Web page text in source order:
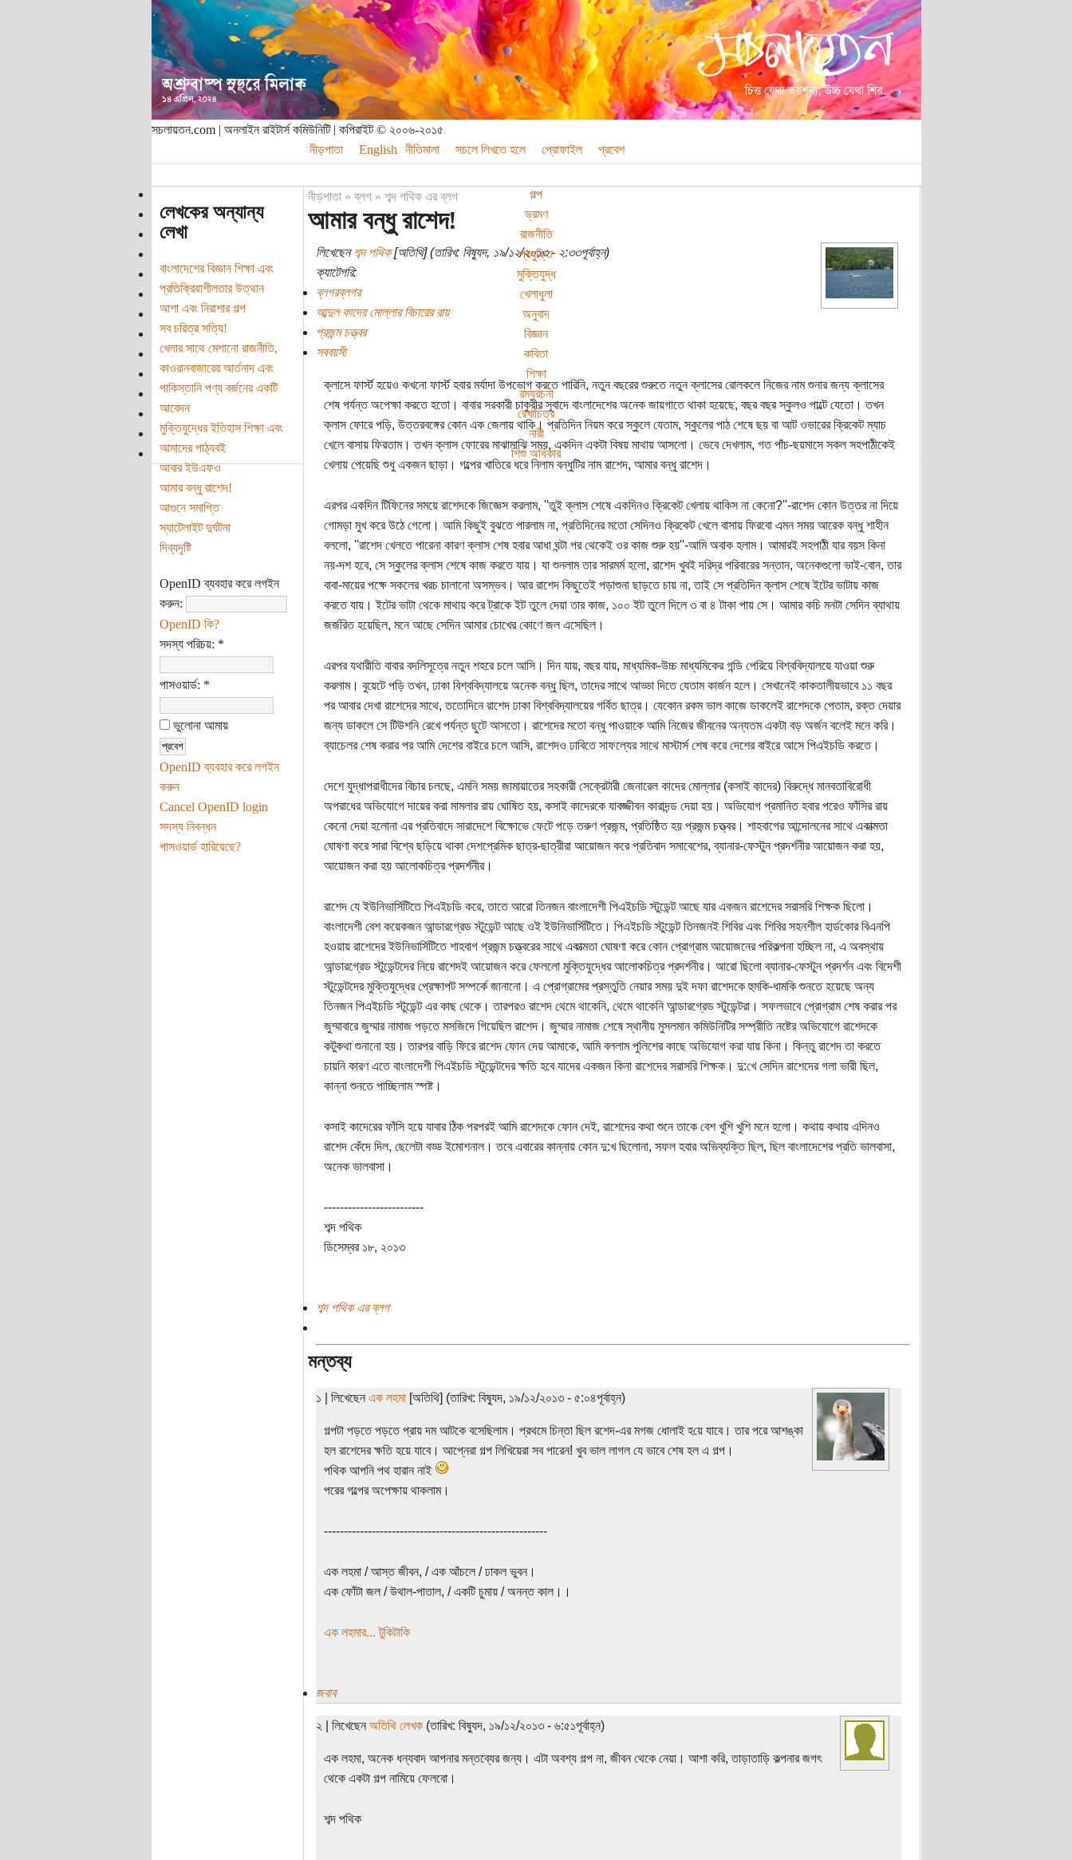
সচলায়তন.com | অনলাইন রাইটার্স কমিউনিটি | কপিরাইট © ২০০৬-২০১৫
নীড়পাতা
English নীতিমালা সচলে লিখতে হলে প্রোফাইল প্রবেশ
গল্প
ভ্রমণ
রাজনীতি
প্রযুক্তি
মুক্তিযুদ্ধ
খেলাধুলা
অনুবাদ
বিজ্ঞান
কবিতা
শিক্ষা
রম্যরচনা
রেখাচিত্র
নারী
শিশু অধিকার
লেখকের অন্যান্য
লেখা
বাংলাদেশের বিজ্ঞান শিক্ষা এবং
প্রতিক্রিয়াশীলতার উত্থান
আশা এবং নিরাশার গল্প
সব চরিত্র সত্যি!
খেলার সাথে মেশানো রাজনীতি,
কাওরানবাজারের আর্তনাদ এবং
পাকিস্তানি পণ্য বর্জনের একটি
আবেদন
মুক্তিযুদ্ধের ইতিহাস শিক্ষা এবং
আমাদের পাঠ্যবই
আবার ইউএফও
আমার বন্ধু রাশেদ!
আগুনে সমাপ্তি
স্যাটেলাইট দুর্ঘটনা
দিব্যদৃষ্টি
OpenID ব্যবহার করে লগইন
করুন:
OpenID কি?
সদস্য পরিচয়: *
পাসওয়ার্ড: *
ভুলোনা আমায়
OpenID ব্যবহার করে লগইন
করুন
Cancel OpenID login
সদস্য নিবন্ধন
পাসওয়ার্ড হারিয়েছে?
নীড়পাতা»ব্লগ» শব্দ পথিক এর ব্লগ
আমার বন্ধু রাশেদ!
লিখেছেনশব্দ পথিক[অতিথি] (তারিখ: বিষ্যুদ, ১৯/১২/২০১৩ - ২:৩৩পূর্বাহ্ন)
ক্যাটেগরি:
ব্লগরব্লগর
আব্দুল কাদের মোল্লার বিচারের রায়
প্রজন্ম চত্ত্বর
সববয়সী
ক্লাসে ফার্স্ট হয়েও কখনো ফার্স্ট হবার মর্যাদা উপভোগ করতে পারিনি, নতুন বছরের শুরুতে নতুন ক্লাসের রোলকলে নিজের নাম শুনার জন্য ক্লাসের
শেষ পর্যন্ত অপেক্ষা করতে হতো। বাবার সরকারী চাকুরীর সুবাদে বাংলাদেশের অনেক জায়গাতে থাকা হয়েছে, বছর বছর স্কুলও পাল্টে যেতো। তখন
ক্লাস ফোরে পড়ি, উত্তরবঙ্গের কোন এক জেলায় থাকি। প্রতিদিন নিয়ম করে স্কুলে যেতাম, স্কুলের পাঠ শেষে ছয় বা আট ওভারের ক্রিকেট ম্যাচ
খেলে বাসায় ফিরতাম। তখন ক্লাস ফোরের মাঝামাঝি সময়, একদিন একটা বিষয় মাথায় আসলো। ভেবে দেখলাম, গত পাঁচ-ছয়মাসে সকল সহপাঠীকেই
খেলায় পেয়েছি শুধু একজন ছাড়া। গল্পের খাতিরে ধরে নিলাম বন্ধুটির নাম রাশেদ, আমার বন্ধু রাশেদ।
এরপর একদিন টিফিনের সময়ে রাশেদকে জিজ্ঞেস করলাম, ''তুই ক্লাস শেষে একদিনও ক্রিকেট খেলায় থাকিস না কেনো?''-রাশেদ কোন উত্তর না দিয়ে
গোমড়া মুখ করে উঠে গেলো। আমি কিছুই বুঝতে পারলাম না, প্রতিদিনের মতো সেদিনও ক্রিকেট খেলে বাসায় ফিরবো এমন সময় আরেক বন্ধু শাহীন
বললো, ''রাশেদ খেলতে পারেনা কারণ ক্লাস শেষ হবার আধা ঘন্টা পর থেকেই ওর কাজ শুরু হয়''-আমি অবাক হলাম। আমারই সহপাঠী যার বয়স কিনা
নয়-দশ হবে, সে স্কুলের ক্লাস শেষে কাজ করতে যায়। যা শুনলাম তার সারমর্ম হলো, রাশেদ খুবই দরিদ্র পরিবারের সন্তান, অনেকগুলো ভাই-বোন, তার
বাবা-মায়ের পক্ষে সকলের খরচ চালানো অসম্ভব। আর রাশেদ কিছুতেই পড়াশুনা ছাড়তে চায় না, তাই সে প্রতিদিন ক্লাস শেষে ইটের ভাটায় কাজ
করতে যায়। ইটের ভাটা থেকে মাথায় করে ট্রাকে ইট তুলে দেয়া তার কাজ, ১০০ ইট তুলে দিলে ৩ বা ৪ টাকা পায় সে। আমার কচি মনটা সেদিন ব্যাথায়
জর্জরিত হয়েছিল, মনে আছে সেদিন আমার চোখের কোণে জল এসেছিল।
এরপর যথারীতি বাবার বদলিসূত্রে নতুন শহরে চলে আসি। দিন যায়, বছর যায়, মাধ্যমিক-উচ্চ মাধ্যমিকের গন্ডি পেরিয়ে বিশ্ববিদ্যালয়ে যাওয়া শুরু
করলাম। বুয়েটে পড়ি তখন, ঢাকা বিশ্ববিদ্যালয়ে অনেক বন্ধু ছিল, তাদের সাথে আড্ডা দিতে যেতাম কার্জন হলে। সেখানেই কাকতালীয়ভাবে ১১ বছর
পর আবার দেখা রাশেদের সাথে, ততোদিনে রাশেদ ঢাকা বিশ্ববিদ্যালয়ের গর্বিত ছাত্র। যেকোন রকম ভাল কাজে ডাকলেই রাশেদকে পেতাম, রক্ত দেয়ার
জন্য ডাকলে সে টিউশনি রেখে পর্যন্ত ছুটে আসতো। রাশেদের মতো বন্ধু পাওয়াকে আমি নিজের জীবনের অন্যতম একটা বড় অর্জন বলেই মনে করি।
ব্যাচেলর শেষ করার পর আমি দেশের বাইরে চলে আসি, রাশেদও ঢাবিতে সাফল্যের সাথে মাস্টার্স শেষ করে দেশের বাইরে আসে পিএইচডি করতে।
দেশে যুদ্ধাপরাধীদের বিচার চলছে, এমনি সময় জামায়াতের সহকারী সেক্রেটারী জেনারেল কাদের মোল্লার (কসাই কাদের) বিরুদ্ধে মানবতাবিরোধী
অপরাধের অভিযোগে দায়ের করা মামলার রায় ঘোষিত হয়, কসাই কাদেরকে যাবজ্জীবন কারাদন্ড দেয়া হয়। অভিযোগ প্রমানিত হবার পরেও ফাঁসির রায়
কেনো দেয়া হলোনা এর প্রতিবাদে সারাদেশে বিক্ষোভে ফেটে পড়ে তরুণ প্রজন্ম, প্রতিষ্ঠিত হয় প্রজন্ম চত্ত্বর। শাহবাগের আন্দোলনের সাথে একাত্মতা
ঘোষণা করে সারা বিশ্বে ছড়িয়ে থাকা দেশপ্রেমিক ছাত্র-ছাত্রীরা আয়োজন করে প্রতিবাদ সমাবেশের, ব্যানার-ফেস্টুন প্রদর্শনীর আয়োজন করা হয়,
আয়োজন করা হয় আলোকচিত্র প্রদর্শনীর।
রাশেদ যে ইউনিভার্সিটিতে পিএইচডি করে, তাতে আরো তিনজন বাংলাদেশী পিএইচডি স্টুডেন্ট আছে যার একজন রাশেদের সরাসরি শিক্ষক ছিলো।
বাংলাদেশী বেশ কয়েকজন আন্ডারগ্রেড স্টুডেন্ট আছে ওই ইউনিভার্সিটিতে। পিএইচডি স্টুডেন্ট তিনজনই শিবির এবং শিবির সহনশীল হার্ডকোর বিএনপি
হওয়ায় রাশেদের ইউনিভার্সিটিতে শাহবাগ প্রজন্ম চত্ত্বরের সাথে একাত্মতা ঘোষণা করে কোন প্রোগ্রাম আয়োজনের পরিকল্পনা হচ্ছিল না, এ অবস্থায়
আন্ডারগ্রেড স্টুডেন্টদের নিয়ে রাশেদই আয়োজন করে ফেললো মুক্তিযুদ্ধের আলোকচিত্র প্রদর্শনীর। আরো ছিলো ব্যানার-ফেস্টুন প্রদর্শন এবং বিদেশী
স্টুডেন্টদের মুক্তিযুদ্ধের প্রেক্ষাপট সম্পর্কে জানানো। এ প্রোগ্রামের প্রস্তুতি নেয়ার সময় দুই দফা রাশেদকে হুমকি-ধামকি শুনতে হয়েছে অন্য
তিনজন পিএইচডি স্টুডেন্ট এর কাছ থেকে। তারপরও রাশেদ থেমে থাকেনি, থেমে থাকেনি আন্ডারগ্রেড স্টুডেন্টরা। সফলভাবে প্রোগ্রাম শেষ করার পর
জুম্মাবারে জুম্মার নামাজ পড়তে মসজিদে গিয়েছিল রাশেদ। জুম্মার নামাজ শেষে স্থানীয় মুসলমান কমিউনিটির সম্প্রীতি নষ্টের অভিযোগে রাশেদকে
কটুকথা শুনানো হয়। তারপর বাড়ি ফিরে রাশেদ ফোন দেয় আমাকে, আমি বললাম পুলিশের কাছে অভিযোগ করা যায় কিনা। কিন্তু রাশেদ তা করতে
চায়নি কারণ এতে বাংলাদেশী পিএইচডি স্টুডেন্টদের ক্ষতি হবে যাদের একজন কিনা রাশেদের সরাসরি শিক্ষক। দু:খে সেদিন রাশেদের গলা ভারী ছিল,
কান্না শুনতে পাচ্ছিলাম স্পষ্ট।
কসাই কাদেরের ফাঁসি হয়ে যাবার ঠিক পরপরই আমি রাশেদকে ফোন দেই, রাশেদের কথা শুনে তাকে বেশ খুশি খুশি মনে হলো। কথায় কথায় এদিনও
রাশেদ কেঁদে দিল, ছেলেটা বড্ড ইমোশনাল। তবে এবারের কান্নায় কোন দু:খ ছিলোনা, সফল হবার অভিব্যক্তি ছিল, ছিল বাংলাদেশের প্রতি ভালবাসা,
অনেক ভালবাসা।
-------------------------
শব্দ পথিক
ডিসেম্বর ১৮, ২০১৩
শব্দ পথিক এর ব্লগ
মন্তব্য
১ | লিখেছেন এক লহমা[অতিথি] (তারিখ: বিষ্যুদ, ১৯/১২/২০১৩ - ৫:০৪পূর্বাহ্ন)
গল্পটা পড়তে পড়তে প্রায় দম আটকে বসেছিলাম। প্রথমে চিন্তা ছিল রশেদ-এর মগজ ধোলাই হ‌য়ে যাবে। তার পরে আশঙ্কা
হল রাশেদের ক্ষতি হয়ে যাবে। আপ্নেরা গল্প লিখিয়েরা সব পারেন! খুব ভাল লাগল যে ভাবে শেষ হল এ গল্প।
পথিক আপনি পথ হারান নাই
পরের গল্পের অপেক্ষায় থাকলাম।
--------------------------------------------------------
এক লহমা / আস্ত জীবন, / এক আঁচলে / ঢাকল ভুবন।
এক ফোঁটা জল / উথাল-পাতাল, / একটি চুমায় / অনন্ত কাল।।
এক লহমার... টুকিটাকি
জবাব
২ | লিখেছেন অতিথি লেখক(তারিখ: বিষ্যুদ, ১৯/১২/২০১৩ - ৬:৫১পূর্বাহ্ন)
এক লহমা, অনেক ধন্যবাদ আপনার মন্তব্যের জন্য। এটা অবশ্য গল্প না, জীবন থেকে নেয়া। আশা করি, তাড়াতাড়ি কল্পনার জগৎ
থেকে একটা গল্প নামিয়ে ফেলবো।
শব্দ পথিক